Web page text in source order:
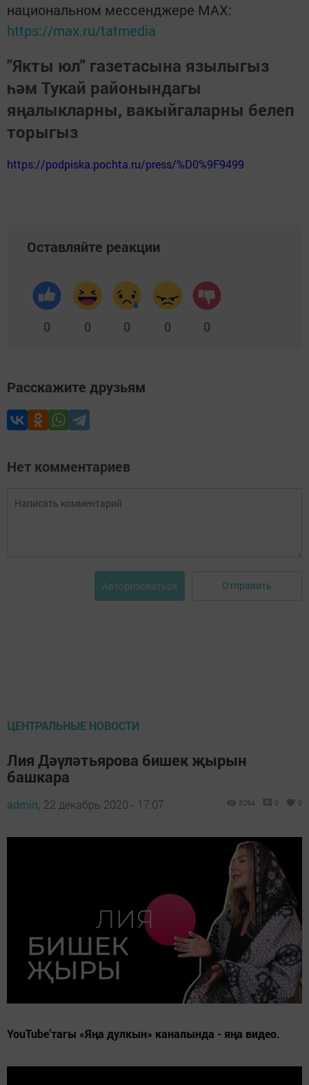
национальном мессенджере MАХ:
https://max.ru/tatmedia
"Якты юл" газетасына язылыгыз
һәм Тукай районындагы
яңалыкларны, вакыйгаларны белеп
торыгыз
https://podpiska.pochta.ru/press/%D0%9F9499
Оставляйте реакции
0 0 0 0 0
Расскажите друзьям
Нет комментариев
Авторизоваться Отправить
ЦЕНТРАЛЬНЫЕ НОВОСТИ
Лия Дәүләтьярова бишек җырын
башкара
admin, 22 декабрь 2020 - 17:07 3294 0 0
YouTube’тагы «Яңа дулкын» каналында - яңа видео.